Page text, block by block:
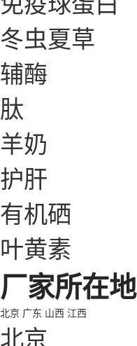
冬虫夏草
辅酶
肽
羊奶
护肝
有机硒
叶黄素
厂家所在地
北京 广东 山西 江西
北京